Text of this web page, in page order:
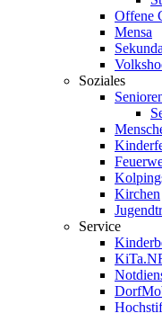
Offene
Mensa
Soziales
Kirchen
Service